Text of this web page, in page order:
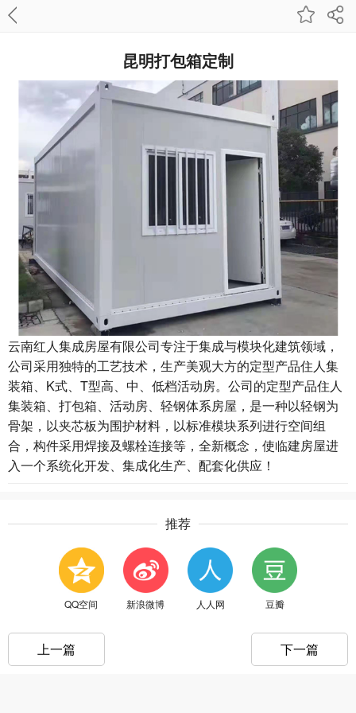
昆明打包箱定制
云南红人集成房屋有限公司专注于集成与模块化建筑领域，
公司采用独特的工艺技术，生产美观大方的定型产品住人集
装箱、K式、T型高、中、低档活动房。公司的定型产品住人
集装箱、打包箱、活动房、轻钢体系房屋，是一种以轻钢为
骨架，以夹芯板为围护材料，以标准模块系列进行空间组
合，构件采用焊接及螺栓连接等，全新概念，使临建房屋进
入一个系统化开发、集成化生产、配套化供应！
推荐
QQ空间 新浪微博 人人网 豆瓣
上一篇 下一篇